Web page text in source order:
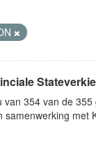
354 van de
met